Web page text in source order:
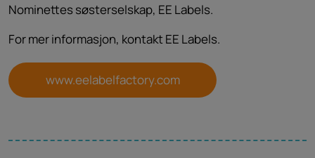
Nominettes søsterselskap, EE Labels.
For mer informasjon, kontakt EE Labels.
www.eelabelfactory.com